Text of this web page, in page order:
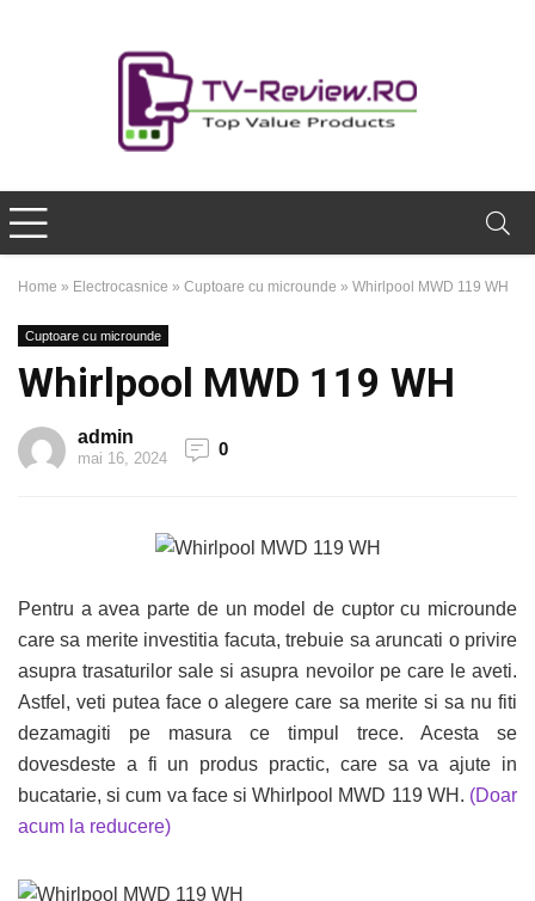
Home » Electrocasnice » Cuptoare cu microunde » Whirlpool MWD 119 WH
Cuptoare cu microunde
Whirlpool MWD 119 WH
admin
mai 16, 2024 0
Pentru a avea parte de un model de cuptor cu microunde
care sa merite investitia facuta, trebuie sa aruncati o privire
asupra trasaturilor sale si asupra nevoilor pe care le aveti.
Astfel, veti putea face o alegere care sa merite si sa nu fiti
dezamagiti pe masura ce timpul trece. Acesta se
dovesdeste a fi un produs practic, care sa va ajute in
bucatarie, si cum va face si Whirlpool MWD 119 WH. (Doar
acum la reducere)